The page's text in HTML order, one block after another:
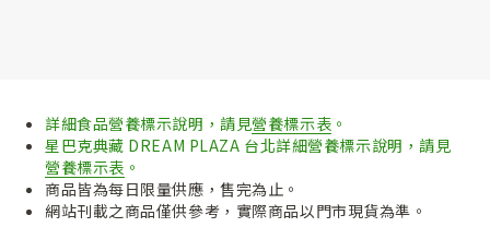
詳細食品營養標示說明，請見營養標示表 。
星巴克典藏 DREAM PLAZA 台北詳細營養標示說明，請見
營養標示表 。
商品皆為每日限量供應，售完為止。
網站刊載之商品僅供參考，實際商品以門市現貨為準。